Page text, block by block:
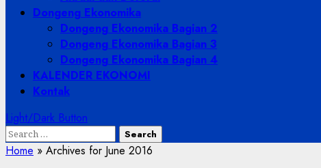
Dongeng Ekonomika
Dongeng Ekonomika Bagian 2
Dongeng Ekonomika Bagian 3
Dongeng Ekonomika Bagian 4
KALENDER EKONOMI
Kontak
Light/Dark Button
Search
for:
Home » Archives for June 2016